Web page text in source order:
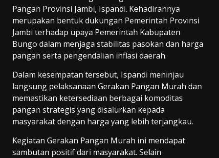
Pangan Provinsi Jambi, Ispandi. Kehadirannya
merupakan bentuk dukungan Pemerintah Provinsi
Jambi terhadap upaya Pemerintah Kabupaten
Bungo dalam menjaga stabilitas pasokan dan harga
pangan serta pengendalian inflasi daerah.
Dalam kesempatan tersebut, Ispandi meninjau
langsung pelaksanaan Gerakan Pangan Murah dan
memastikan ketersediaan berbagai komoditas
pangan strategis yang disalurkan kepada
masyarakat dengan harga yang lebih terjangkau.
Kegiatan Gerakan Pangan Murah ini mendapat
sambutan positif dari masyarakat. Selain